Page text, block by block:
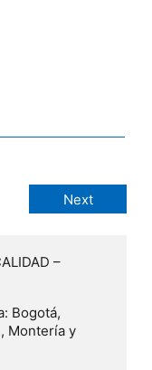
–
Bogotá,
Montería y